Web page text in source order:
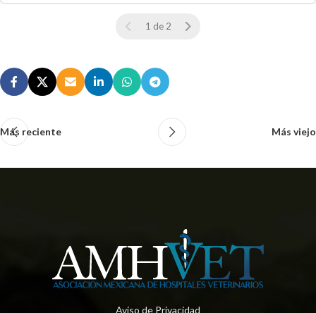
0 % COMPLETO 0 / 0 pasos
1 de 2
Más reciente Más viejo
Aviso de Privacidad